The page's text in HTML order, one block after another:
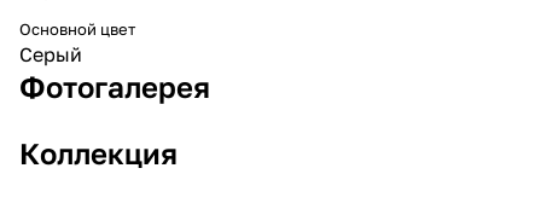
Основной цвет
Серый
Фотогалерея
Коллекция